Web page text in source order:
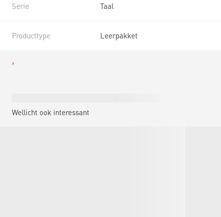
Serie Taal
Producttype Leerpakket
Wellicht ook interessant